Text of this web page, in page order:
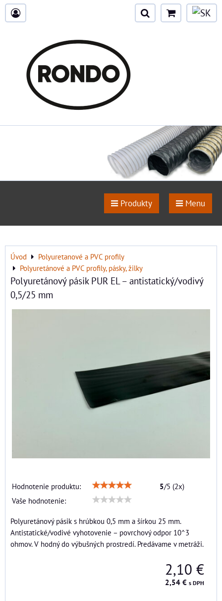
Produkty Menu
Úvod
Polyuretanové a PVC profily
Polyuretánové a PVC profily, pásky, žilky
Polyuretánový pásik PUR EL – antistatický/vodivý
0,5/25 mm
Hodnotenie produktu: 5/5 (2x)
Vaše hodnotenie:
Polyuretánový pásik s hrúbkou 0,5 mm a šírkou 25 mm.
Antistatické/vodivé vyhotovenie – povrchový odpor 10^3
ohmov. V hodný do výbušných prostredí. Predávame v metráži.
2,10 €
2,54 € s DPH